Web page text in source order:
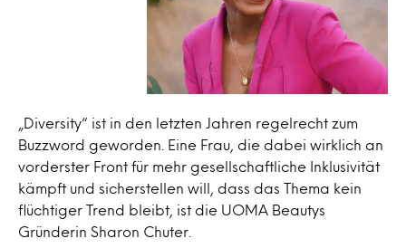
„Diversity“ ist in den letzten Jahren regelrecht zum
Buzzword geworden. Eine Frau, die dabei wirklich an
vorderster Front für mehr gesellschaftliche Inklusivität
kämpft und sicherstellen will, dass das Thema kein
flüchtiger Trend bleibt, ist die UOMA Beautys
Gründerin Sharon Chuter.